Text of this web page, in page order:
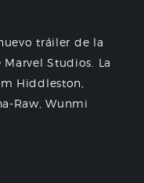
tráiler de la
Studios. La
Hiddleston,
Raw, Wunmi